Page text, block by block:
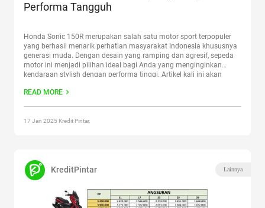
Performa Tangguh
Honda Sonic 150R merupakan salah satu motor sport terpopuler
yang berhasil menarik perhatian masyarakat Indonesia khususnya
generasi muda. Dengan desain yang ramping dan agresif, sepeda
motor ini menjadi pilihan ideal bagi Anda yang menginginkan
kendaraan stylish dengan performa tinggi. Artikel kali ini akan
spesifikasi, harga, keunggulan,
READ MORE
17 Jan 2025 Kredit Pintar.
KreditPintar Lainnya